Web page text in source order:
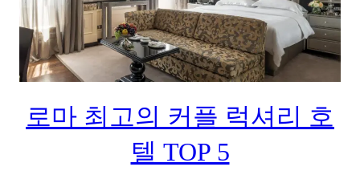
로마 최고의 커플 럭셔리 호
텔 TOP 5